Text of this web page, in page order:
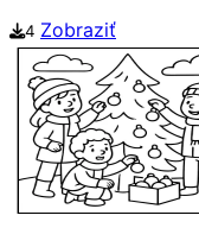
4 Zobraziť